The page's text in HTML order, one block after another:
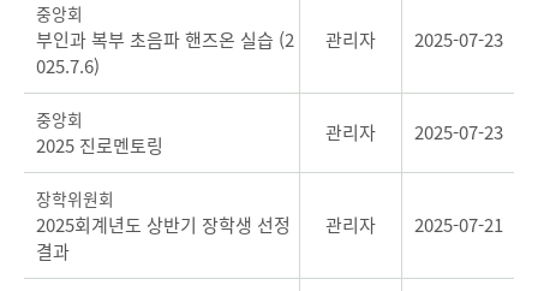
중앙회
부인과 복부 초음파 핸즈온 실습 (2
025.7.6)
관리자 2025-07-23
중앙회
2025 진로멘토링 관리자 2025-07-23
장학위원회
2025회계년도 상반기 장학생 선정
결과
관리자 2025-07-21